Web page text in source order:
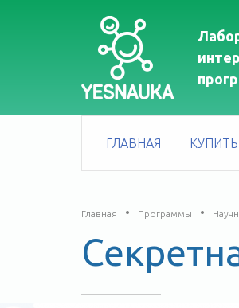
ГЛАВНАЯ
Главная Программы